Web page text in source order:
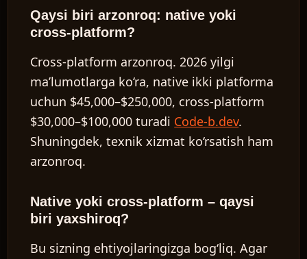
Qaysi biri arzonroq: native yoki
cross-platform?
Cross-platform arzonroq. 2026 yilgi
ma’lumotlarga ko‘ra, native ikki platforma
uchun $45,000–$250,000, cross-platform
$30,000–$100,000 turadi Code-b.dev.
Shuningdek, texnik xizmat ko‘rsatish ham
arzonroq.
Native yoki cross-platform – qaysi
biri yaxshiroq?
Bu sizning ehtiyojlaringizga bog‘liq. Agar